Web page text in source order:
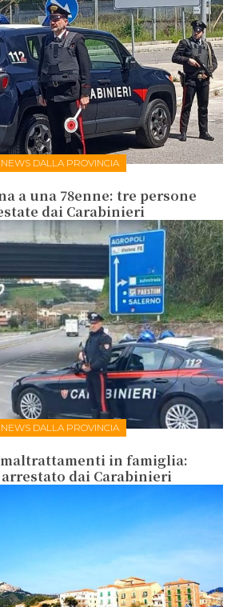
NEWS DALLA PROVINCIA
a una 78enne: tre persone
dai Carabinieri
NEWS DALLA PROVINCIA
in famiglia:
arrestato dai Carabinieri